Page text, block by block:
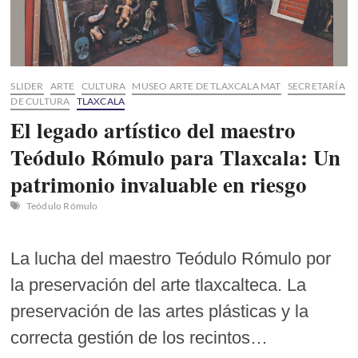
SLIDER ARTE CULTURA MUSEO ARTE DE TLAXCALA MAT SECRETARÍA
DE CULTURA TLAXCALA
El legado artístico del maestro
Teódulo Rómulo para Tlaxcala: Un
patrimonio invaluable en riesgo
Teódulo Rómulo
La lucha del maestro Teódulo Rómulo por
la preservación del arte tlaxcalteca. La
preservación de las artes plásticas y la
correcta gestión de los recintos…